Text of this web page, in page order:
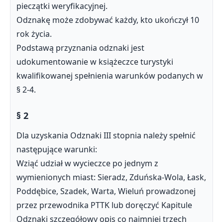
pieczątki weryfikacyjnej.
Odznakę może zdobywać każdy, kto ukończył 10
rok życia.
Podstawą przyznania odznaki jest
udokumentowanie w książeczce turystyki
kwalifikowanej spełnienia warunków podanych w
§ 2-4.
§ 2
Dla uzyskania Odznaki III stopnia należy spełnić
następujące warunki:
Wziąć udział w wycieczce po jednym z
wymienionych miast: Sieradz, Zduńska-Wola, Łask,
Poddębice, Szadek, Warta, Wieluń prowadzonej
przez przewodnika PTTK lub doręczyć Kapitule
Odznaki szczegółowy opis co najmniej trzech